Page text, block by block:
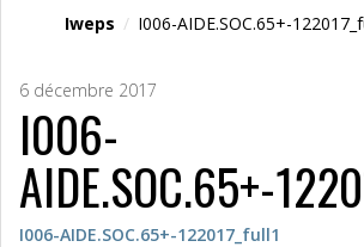
Iweps / I006-AIDE.SOC.65+-
6 décembre 2017
I006-
AIDE.SOC.65+-
I006-AIDE.SOC.65+-122017_full1